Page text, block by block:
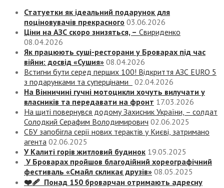
Статуетки як ідеальний подарунок для
поціновувачів прекрасного 03.06.2026
Ціни на АЗС скоро знизяться, – Свириденко
08.04.2026
Як працюють суші-ресторани у Броварах під час
війни: досвід «Сушия» 08.04.2026
Встигни бути серед перших 100! Відкриття АЗС EURO 5
з подарунками та суперцінами
02.04.2026
На Вінничині гучні мотоцикли хочуть вилучати у
власників та передавати на фронт 17.03.2026
На щиті повернувся додому Захисник України, – солдат
Солодкий Серафим Володимирович 02.06.2025
СБУ запобігла серії нових терактів у Києві, затримано
агента 02.06.2025
У Калиті горів житловий будинок 19.05.2025
У Броварах пройшов благодійний хореографічний
фестиваль «Смайл скликає друзів» 08.05.2025
❤️‍🩹 Понад 150 броварчан отримають адресну